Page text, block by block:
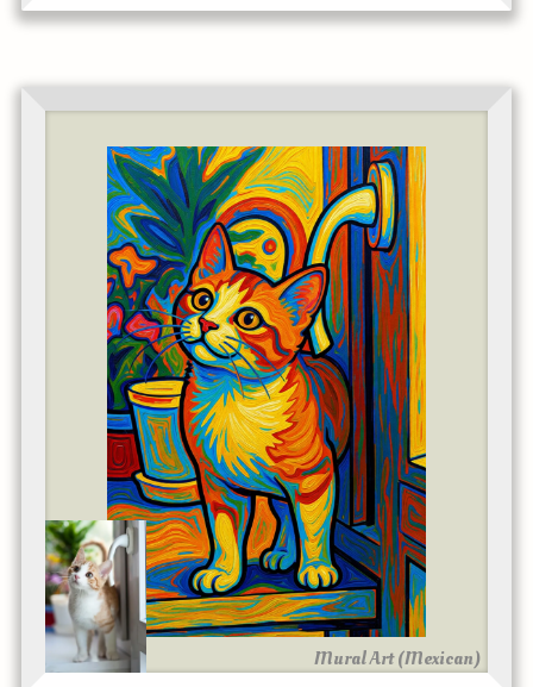
Mural Art (Mexican)